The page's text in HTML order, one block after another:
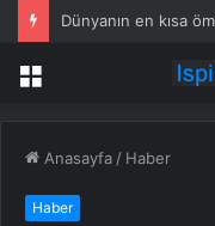
Menü
Anasayfa / Haber
Haber